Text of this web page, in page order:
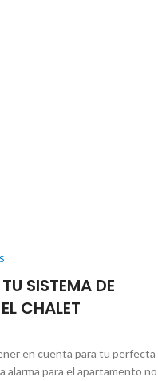
SISTEMA DE
CHALET
en cuenta para tu perfecta
alarma para el apartamento no